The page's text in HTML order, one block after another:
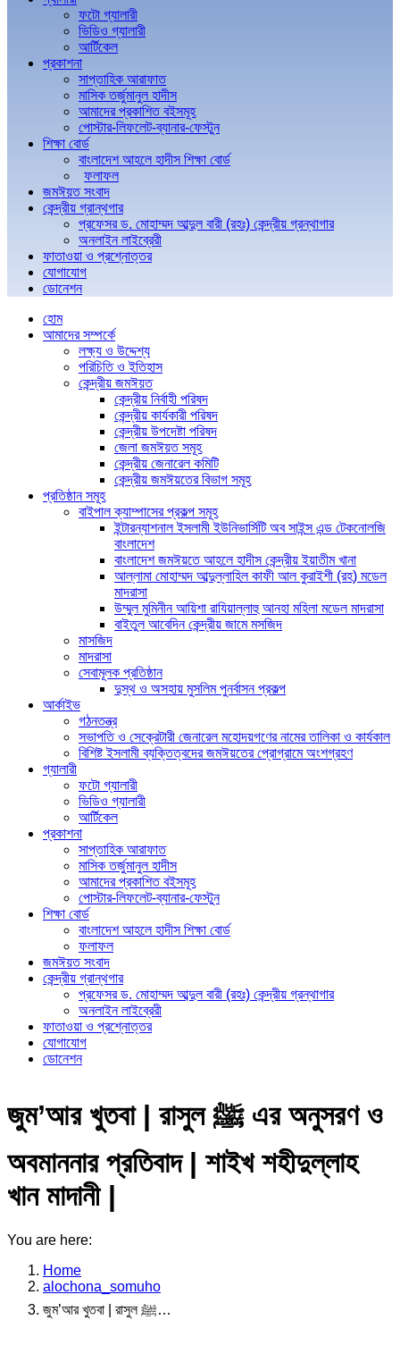
ফটো গ্যালারী
ভিডিও গ্যালারী
আর্টিকেল
প্রকাশনা
সাপ্তাহিক আরাফাত
মাসিক তর্জুমানুল হাদীস
আমাদের প্রকাশিত বইসমূহ
পোস্টার-লিফলেট-ব্যানার-ফেস্টুন
শিক্ষা বোর্ড
বাংলাদেশ আহলে হাদীস শিক্ষা বোর্ড
ফলাফল
জমঈয়ত সংবাদ
কেন্দ্রীয় গ্রান্থগার
প্রফেসর ড. মোহাম্মদ আব্দুল বারী (রহঃ) কেন্দ্রীয় গ্রন্থাগার
অনলাইন লাইব্রেরী
ফাতাওয়া ও প্রশ্নোত্তর
যোগাযোগ
ডোনেশন
হোম
আমাদের সম্পর্কে
লক্ষ্য ও উদ্দেশ্য
পরিচিতি ও ইতিহাস
কেন্দ্রীয় জমঈয়ত
কেন্দ্রীয় নির্বাহী পরিষদ
কেন্দ্রীয় কার্যকারী পরিষদ
কেন্দ্রীয় উপদেষ্টা পরিষদ
জেলা জমঈয়ত সমূহ
কেন্দ্রীয় জেনারেল কমিটি
কেন্দ্রীয় জমঈয়তের বিভাগ সমূহ
প্রতিষ্ঠান সমূহ
বাইপাল ক্যাম্পাসের প্রকল্প সমূহ
ইন্টারন্যাশনাল ইসলামী ইউনিভার্সিটি অব সাইন্স এন্ড টেকনোলজি
বাংলাদেশ
বাংলাদেশ জমঈয়তে আহলে হাদীস কেন্দ্রীয় ইয়াতীম খানা
আল্লামা মোহাম্মদ আব্দুল্লাহিল কাফী আল কুরাইশী (রহ) মডেল
মাদরাসা
উম্মুল মুমিনীন আয়িশা রাযিয়াল্লাহু আনহা মহিলা মডেল মাদরাসা
বাইতুল আবেদিন কেন্দ্রীয় জামে মসজিদ
মাসজিদ
মাদরাসা
সেবামূলক প্রতিষ্ঠান
দুস্থ ও অসহায় মুসলিম পুনর্বাসন প্রকল্প
আর্কাইভ
গঠনতন্ত্র
সভাপতি ও সেক্রেটারী জেনারেল মহোদয়গণের নামের তালিকা ও কার্যকাল
বিশিষ্ট ইসলামী ব্যক্তিত্বদের জমঈয়তের প্রোগ্রামে অংশগ্রহণ
গ্যালারী
ফটো গ্যালারী
ভিডিও গ্যালারী
আর্টিকেল
প্রকাশনা
সাপ্তাহিক আরাফাত
মাসিক তর্জুমানুল হাদীস
আমাদের প্রকাশিত বইসমূহ
পোস্টার-লিফলেট-ব্যানার-ফেস্টুন
শিক্ষা বোর্ড
বাংলাদেশ আহলে হাদীস শিক্ষা বোর্ড
ফলাফল
জমঈয়ত সংবাদ
কেন্দ্রীয় গ্রান্থগার
প্রফেসর ড. মোহাম্মদ আব্দুল বারী (রহঃ) কেন্দ্রীয় গ্রন্থাগার
অনলাইন লাইব্রেরী
ফাতাওয়া ও প্রশ্নোত্তর
যোগাযোগ
ডোনেশন
জুম’আর খুতবা | রাসুল ﷺ এর অনুসরণ ও
অবমাননার প্রতিবাদ | শাইখ শহীদুল্লাহ
খান মাদানী |
You are here:
Home
alochona_somuho
জুম’আর খুতবা | রাসুল ﷺ…